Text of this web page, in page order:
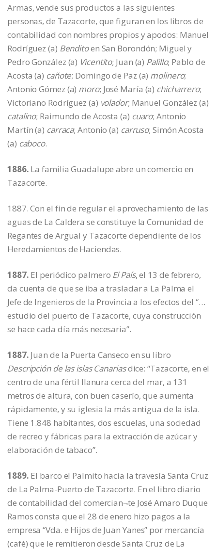
Armas, vende sus productos a las siguientes
personas, de Tazacorte, que figuran en los libros de
contabilidad con nombres propios y apodos: Manuel
Rodríguez (a) Benditoen San Borondón; Miguel y
Pedro González (a) Vicentito; Juan (a) Palillo; Pablo de
Acosta (a) cañote; Domingo de Paz (a) molinero;
Antonio Gómez (a) moro; José María (a) chicharrero;
Victoriano Rodríguez (a) volador; Manuel González (a)
catalino; Raimundo de Acosta (a) cuaro; Antonio
Martín (a) carraca; Antonio (a) carruso; Simón Acosta
(a) caboco.
1886. La familia Guadalupe abre un comercio en
Tazacorte.
1887. Con el fin de regular el aprovechamiento de las
aguas de La Caldera se constituye la Comunidad de
Regantes de Argual y Tazacorte dependiente de los
Heredamientos de Haciendas.
1887. El periódico palmero El País, el 13 de febrero,
da cuenta de que se iba a trasladar a La Palma el
Jefe de Ingenieros de la Provincia a los efectos del “…
estudio del puerto de Tazacorte, cuya construcción
se hace cada día más necesaria”.
1887. Juan de la Puerta Canseco en su libro
Descripción de las islas Canariasdice: “Tazacorte, en el
centro de una fértil llanura cerca del mar, a 131
metros de altura, con buen caserío, que aumenta
rápidamente, y su iglesia la más antigua de la isla.
Tiene 1.848 habitantes, dos escuelas, una sociedad
de recreo y fábricas para la extracción de azúcar y
elaboración de tabaco”.
1889. El barco el Palmito hacia la travesía Santa Cruz
de La Palma-Puerto de Tazacorte. En el libro diario
de contabilidad del comercian¬te José Amaro Duque
Ramos consta que el 28 de enero hizo pagos a la
empresa “Vda. e Hijos de Juan Yanes” por mercancía
(café) que le remitieron desde Santa Cruz de La